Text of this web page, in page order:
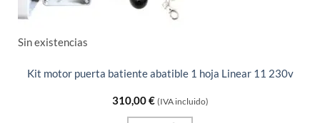
Sin existencias
Kit motor puerta batiente abatible 1 hoja Linear 11 230v
310,00€ (IVA incluido)